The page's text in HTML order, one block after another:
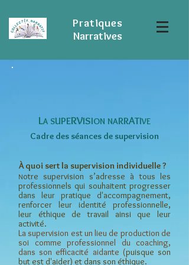
Pratiques
Narratives
LA SUPERVISION NARRATIVE
Cadre des séances de supervision
À quoi sert la supervision individuelle ?
Notre supervision s’adresse à tous les
professionnels qui souhaitent progresser
dans leur pratique d'accompagnement,
renforcer leur identité professionnelle,
leur éthique de travail ainsi que leur
activité.
La supervision est un lieu de production de
soi comme professionnel du coaching,
dans son efficacité aidante (puisque son
but est d'aider) et dans son éthique.